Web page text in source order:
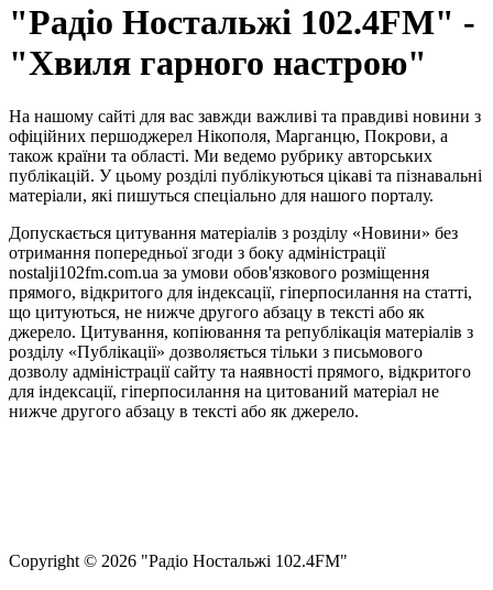
"Радіо Ностальжі 102.4FM" -
"Хвиля гарного настрою"
На нашому сайті для вас завжди важливі та правдиві новини з
офіційних першоджерел Нікополя, Марганцю, Покрови, а
також країни та області. Ми ведемо рубрику авторських
публікацій. У цьому розділі публікуються цікаві та пізнавальні
матеріали, які пишуться спеціально для нашого порталу.
Допускається цитування матеріалів з розділу «Новини» без
отримання попередньої згоди з боку адміністрації
nostalji102fm.com.ua за умови обов'язкового розміщення
прямого, відкритого для індексації, гіперпосилання на статті,
що цитуються, не нижче другого абзацу в тексті або як
джерело. Цитування, копіювання та републікація матеріалів з
розділу «Публікації» дозволяється тільки з письмового
дозволу адміністрації сайту та наявності прямого, відкритого
для індексації, гіперпосилання на цитований матеріал не
нижче другого абзацу в тексті або як джерело.
Сopyright © 2026 "Радіо Ностальжі 102.4FM"